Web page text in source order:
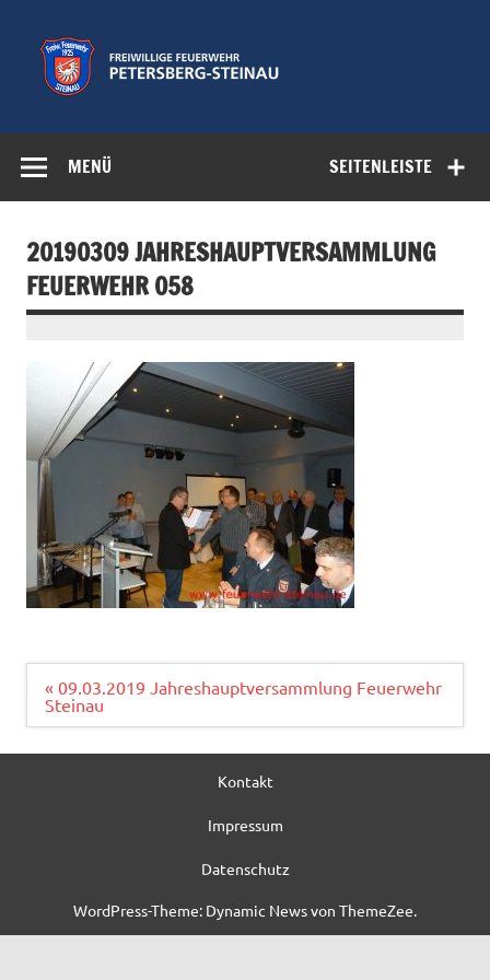
springen
Feuerwehr
Petersberg-
SEITENLEISTE
MENÜ
20190309 JAHRESHAUPTVERSAMMLUNG
FEUERWEHR 058
Beitragsnavigation
« 09.03.2019 Jahreshauptversammlung Feuerwehr
Steinau
Kontakt
Impressum
Datenschutz
WordPress-Theme: Dynamic News von ThemeZee.